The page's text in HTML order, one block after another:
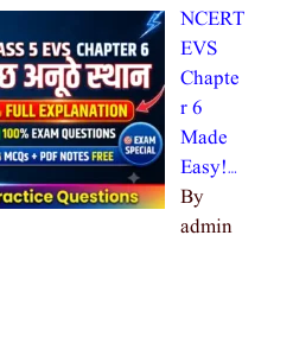
NCERT
EVS
Chapte
r 6
Made
Easy!…
By
admin